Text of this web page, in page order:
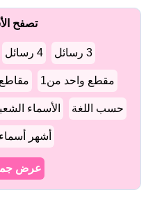
تصفح
3 رسائل 4 رسائل
مقطع واحد من1 مقاطع2
حسب اللغة الأسماء
أشهر أسماء
عرض